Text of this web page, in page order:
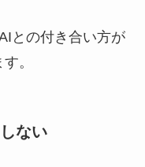
との付き合い方が
。
ない